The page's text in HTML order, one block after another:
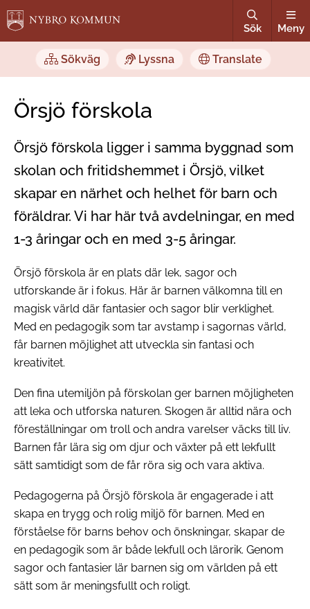
Sök Meny
Sökväg Lyssna Translate
Örsjö förskola
Örsjö förskola ligger i samma byggnad som
skolan och fritidshemmet i Örsjö, vilket
skapar en närhet och helhet för barn och
föräldrar. Vi har här två avdelningar, en med
1-3 åringar och en med 3-5 åringar.
Örsjö förskola är en plats där lek, sagor och
utforskande är i fokus. Här är barnen välkomna till en
magisk värld där fantasier och sagor blir verklighet.
Med en pedagogik som tar avstamp i sagornas värld,
får barnen möjlighet att utveckla sin fantasi och
kreativitet.
Den fina utemiljön på förskolan ger barnen möjligheten
att leka och utforska naturen. Skogen är alltid nära och
föreställningar om troll och andra varelser väcks till liv.
Barnen får lära sig om djur och växter på ett lekfullt
sätt samtidigt som de får röra sig och vara aktiva.
Pedagogerna på Örsjö förskola är engagerade i att
skapa en trygg och rolig miljö för barnen. Med en
förståelse för barns behov och önskningar, skapar de
en pedagogik som är både lekfull och lärorik. Genom
sagor och fantasier lär barnen sig om världen på ett
sätt som är meningsfullt och roligt.